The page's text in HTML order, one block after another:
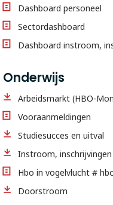
Dashboard personeel
Sectordashboard
Dashboard instroom,
Onderwijs
Arbeidsmarkt (HBO-
Vooraanmeldingen
Studiesucces en uitval
Instroom,
Hbo in vogelvlucht #
Doorstroom